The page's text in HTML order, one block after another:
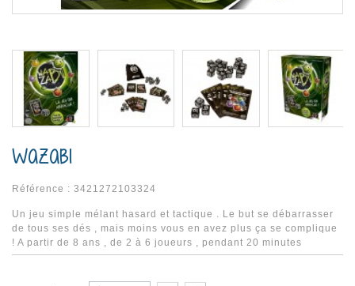
WAZABI
Référence : 3421272103324
Un jeu simple mélant hasard et tactique . Le but se débarrasser
de tous ses dés , mais moins vous en avez plus ça se complique
! A partir de 8 ans , de 2 à 6 joueurs , pendant 20 minutes